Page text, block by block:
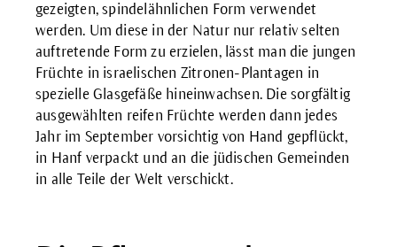
gezeigten, spindelähnlichen Form verwendet
werden. Um diese in der Natur nur relativ selten
auftretende Form zu erzielen, lässt man die jungen
Früchte in israelischen Zitronen-Plantagen in
spezielle Glasgefäße hineinwachsen. Die sorgfältig
ausgewählten reifen Früchte werden dann jedes
Jahr im September vorsichtig von Hand gepflückt,
in Hanf verpackt und an die jüdischen Gemeinden
in alle Teile der Welt verschickt.